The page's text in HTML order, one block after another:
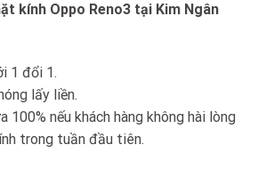
kính Oppo Reno3 tại Kim Ngân
1 đổi 1.
lấy liền.
100% nếu khách hàng không hài lòng
trong tuần đầu tiên.